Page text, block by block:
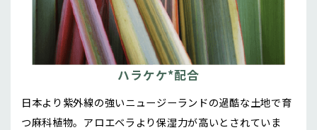
ハラケケ*配合
日本より紫外線の強いニュージーランドの過酷な土地で育
つ麻科植物。アロエベラより保湿力が高いとされていま